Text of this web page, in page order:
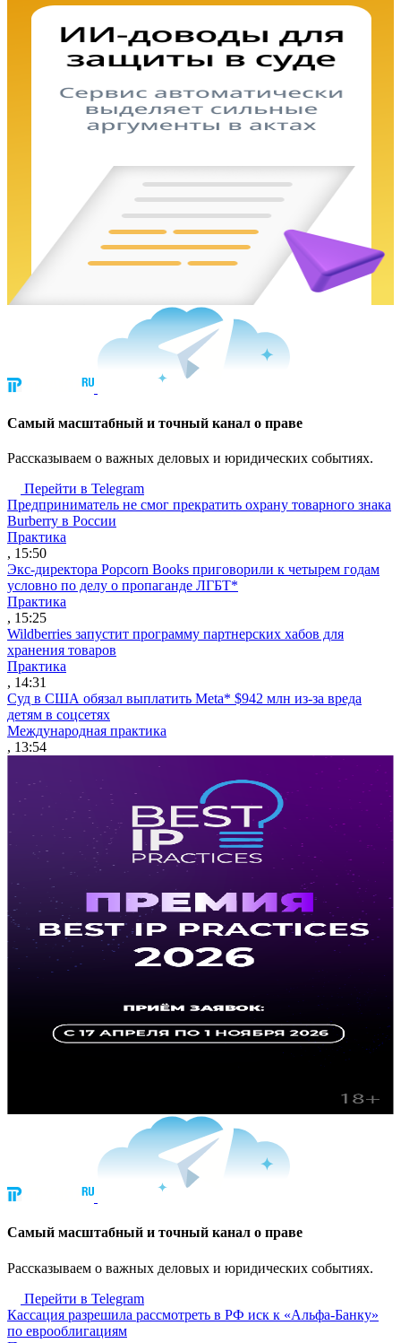
Cамый масштабный и точный канал о праве
Рассказываем о важных деловых и юридических событиях.
Перейти в Telegram
Предприниматель не смог прекратить охрану товарного знака
Burberry в России
Практика
, 15:50
Экс-директора Popcorn Books приговорили к четырем годам
условно по делу о пропаганде ЛГБТ*
Практика
, 15:25
Wildberries запустит программу партнерских хабов для
хранения товаров
Практика
, 14:31
Суд в США обязал выплатить Meta* $942 млн из-за вреда
детям в соцсетях
Международная практика
, 13:54
Cамый масштабный и точный канал о праве
Рассказываем о важных деловых и юридических событиях.
Перейти в Telegram
Кассация разрешила рассмотреть в РФ иск к «Альфа-Банку»
по еврооблигациям